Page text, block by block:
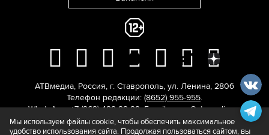
АТВмедиа, Россия, г. Ставрополь, ул. Ленина, 280б
Телефон редакции: (8652) 955-955.
WhatsApp: +7 (962) 429-29-29. E-mail:news@atvmedia.ru.
© 2017-2026. Все права защищены.
Мы используем файлы cookie, чтобы обеспечить максимальное
удобство использования сайта. Продолжая пользоваться сайтом, вы